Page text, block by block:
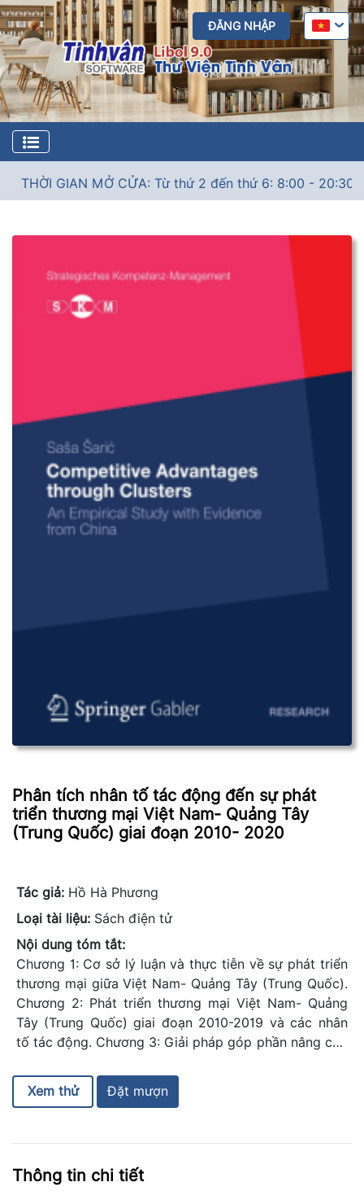
ĐĂNG NHẬP
THỜI GIAN MỞ CỬA: Từ thứ 2 đến thứ 6: 8:00 - 20:30;
Phân tích nhân tố tác động đến sự phát
triển thương mại Việt Nam- Quảng Tây
(Trung Quốc) giai đoạn 2010- 2020
Tác giả: Hồ Hà Phương
Loại tài liệu: Sách điện tử
Nội dung tóm tắt:
Chương 1: Cơ sở lý luận và thực tiễn về sự phát triển
thương mại giữa Việt Nam- Quảng Tây (Trung Quốc).
Chương 2: Phát triển thương mại Việt Nam- Quảng
Tây (Trung Quốc) giai đoạn 2010-2019 và các nhân
tố tác động. Chương 3: Giải pháp góp phần nâng cao
Nam - Quảng Tây trong thời gian tới
Xem thử
Thông tin chi tiết